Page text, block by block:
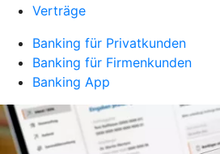
Verträge
Banking für Privatkunden
Banking für Firmenkunden
Banking App